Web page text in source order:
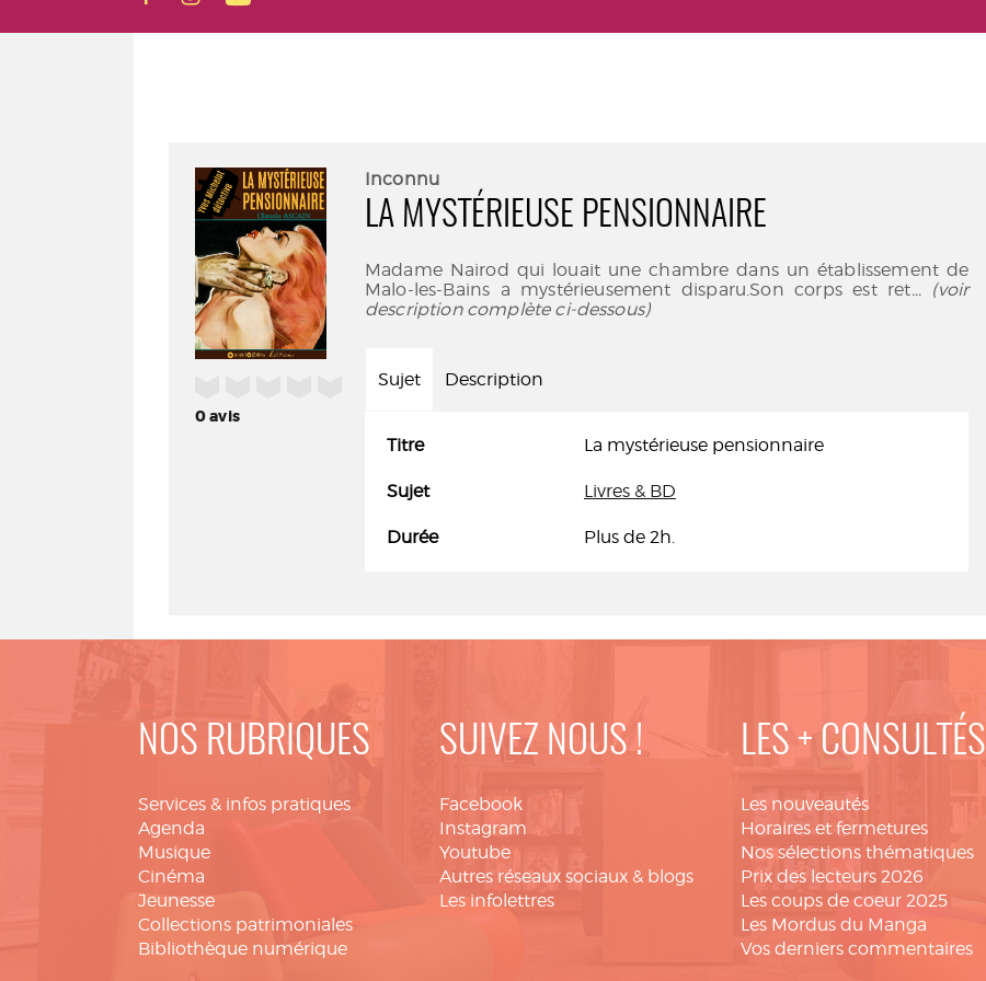
0avis
Inconnu
LA MYSTÉRIEUSE PENSIONNAIRE
Madame Nairod qui louait une chambre dans un établissement de
Malo-les-Bains a mystérieusement disparu.Son corps est ret... (voir
description complète ci-dessous)
Sujet Description
Titre La mystérieuse pensionnaire
Sujet Livres & BD
Durée Plus de 2h.
NOS RUBRIQUES
Services & infos pratiques
Agenda
Musique
Cinéma
Jeunesse
Collections patrimoniales
Bibliothèque numérique
SUIVEZ NOUS !
Facebook
Instagram
Youtube
Autres réseaux sociaux & blogs
Les infolettres
LES + CONSULTÉS
Les nouveautés
Horaires et fermetures
Nos sélections thématiques
Prix des lecteurs 2026
Les coups de coeur 2025
Les Mordus du Manga
Vos derniers commentaires